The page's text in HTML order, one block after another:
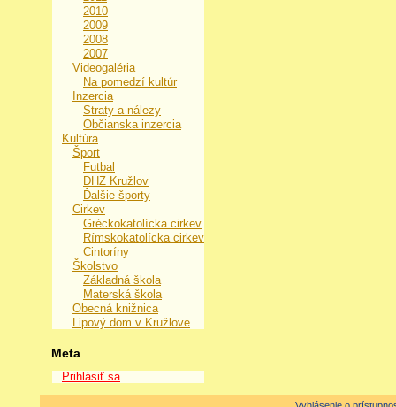
2010
2009
2008
2007
Videogaléria
Na pomedzí kultúr
Inzercia
Straty a nálezy
Občianska inzercia
Kultúra
Šport
Futbal
DHZ Kružlov
Ďalšie športy
Cirkev
Gréckokatolícka cirkev
Rímskokatolícka cirkev
Cintoríny
Školstvo
Základná škola
Materská škola
Obecná knižnica
Lipový dom v Kružlove
Meta
Prihlásiť sa